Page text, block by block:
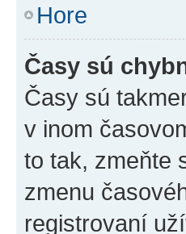
Hore
Časy sú
Časy sú
v inom
to tak, zmeňte
zmenu
registrovaní